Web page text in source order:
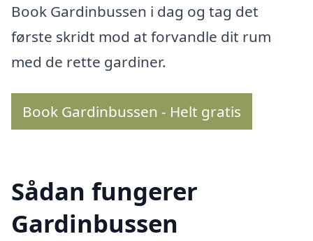
Book Gardinbussen i dag og tag det
første skridt mod at forvandle dit rum
med de rette gardiner.
Book Gardinbussen - Helt gratis
Sådan fungerer
Gardinbussen